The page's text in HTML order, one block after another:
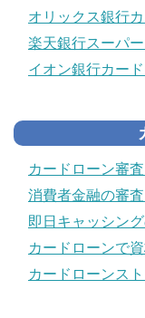
オリックス銀行
楽天銀行スーパ
イオン銀行カー
カードローン審
消費者金融の審
即日キャッシン
カードローンで
カードローンス